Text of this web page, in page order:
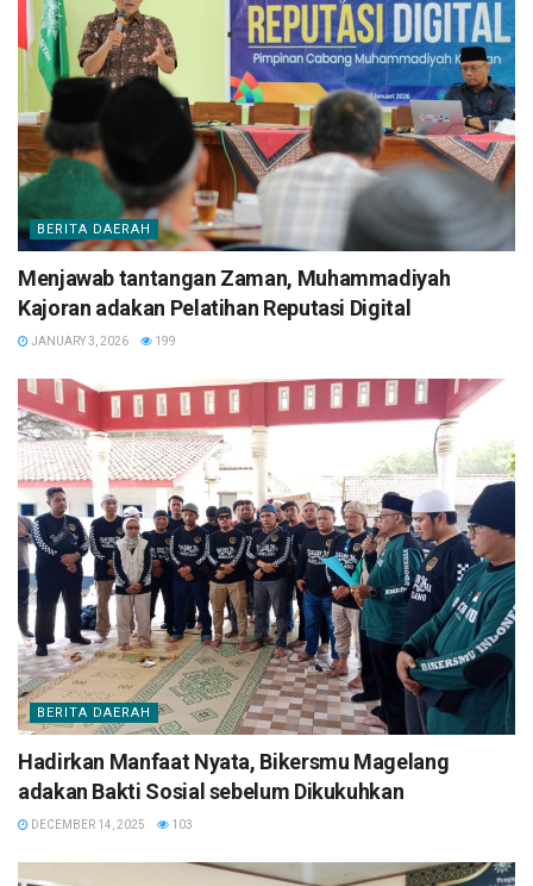
BERITA DAERAH
Menjawab tantangan Zaman, Muhammadiyah
Kajoran adakan Pelatihan Reputasi Digital
JANUARY 3, 2026 199
BERITA DAERAH
Hadirkan Manfaat Nyata, Bikersmu Magelang
adakan Bakti Sosial sebelum Dikukuhkan
DECEMBER 14, 2025 103